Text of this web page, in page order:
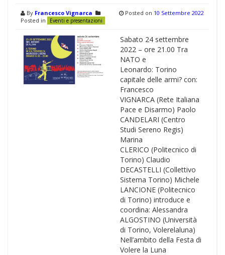
By Francesco Vignarca
Posted in
Eventi e presentazioni
Posted on 10 Settembre 2022
Sabato 24 settembre
2022 – ore 21.00 Tra
NATO e
Leonardo: Torino
capitale delle armi? con:
Francesco
VIGNARCA (Rete Italiana
Pace e Disarmo) Paolo
CANDELARI (Centro
Studi Sereno Regis)
Marina
CLERICO (Politecnico di
Torino) Claudio
DECASTELLI (Collettivo
Sistema Torino) Michele
LANCIONE (Politecnico
di Torino) introduce e
coordina: Alessandra
ALGOSTINO (Università
di Torino, Volerelaluna)
Nell’ambito della Festa di
Volere la Luna